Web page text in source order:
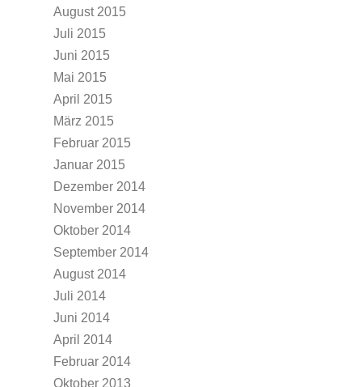
August 2015
Juli 2015
Juni 2015
Mai 2015
April 2015
März 2015
Februar 2015
Januar 2015
Dezember 2014
November 2014
Oktober 2014
September 2014
August 2014
Juli 2014
Juni 2014
April 2014
Februar 2014
Oktober 2013